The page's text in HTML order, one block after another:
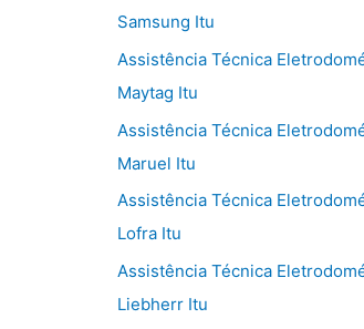
Samsung Itu
Assistência Técnica
Maytag Itu
Assistência Técnica
Maruel Itu
Assistência Técnica
Lofra Itu
Assistência Técnica
Liebherr Itu